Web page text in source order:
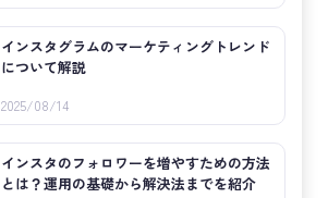
インスタグラムのマーケティングトレンド
について解説
2025/08/14
インスタのフォロワーを増やすための方法
とは？運用の基礎から解決法までを紹介